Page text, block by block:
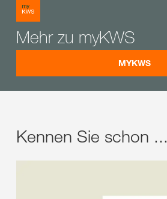
Mehr zu myKWS
MYKWS
Kennen Sie schon ...